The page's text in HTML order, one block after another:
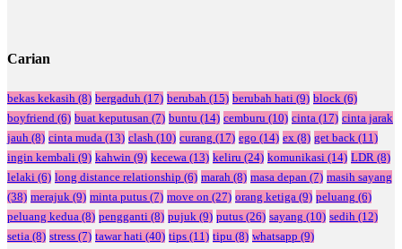
Carian
bekas kekasih (8) bergaduh (17) berubah (15) berubah hati (9) block (6)
boyfriend (6) buat keputusan (7) buntu (14) cemburu (10) cinta (17) cinta jarak
jauh (8) cinta muda (13) clash (10) curang (17) ego (14) ex (8) get back (11)
ingin kembali (9) kahwin (9) kecewa (13) keliru (24) komunikasi (14) LDR (8)
lelaki (6) long distance relationship (6) marah (8) masa depan (7) masih sayang
(38) merajuk (9) minta putus (7) move on (27) orang ketiga (9) peluang (6)
peluang kedua (8) pengganti (8) pujuk (9) putus (26) sayang (10) sedih (12)
setia (8) stress (7) tawar hati (40) tips (11) tipu (8) whatsapp (9)